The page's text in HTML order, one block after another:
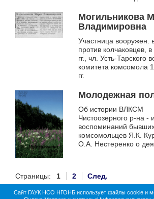
гг.
Могильникова
Владимировна
Участница вооружен.
против колчаковцев,
гг., чл. Усть-Тарского
комитета комсомола
гг.
Молодежная
Об истории ВЛКСМ
Чистоозерного р-на -
воспоминаний
комсомольцев Я.К.
О.А. Нестеренко о
1930-е годы
Страницы: 1 2 След.
Сайт ГАУК НСО НГОНБ использует файлы cookie и